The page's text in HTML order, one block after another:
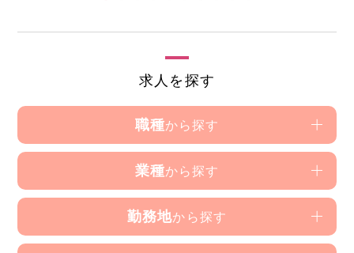
求人を探す
職種から探す
業種から探す
勤務地から探す